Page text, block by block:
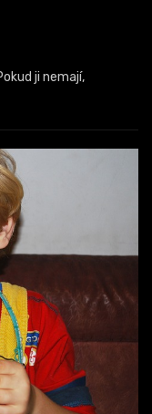
ji nemají,